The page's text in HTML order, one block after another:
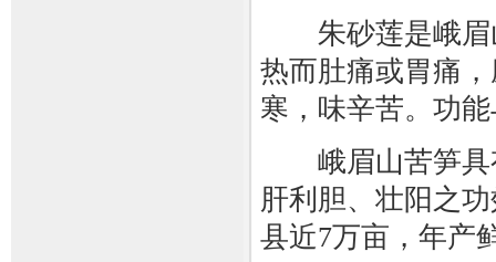
朱砂莲是峨眉
热而肚痛或胃痛
寒，味辛苦。功
峨眉山苦笋具
肝利胆、壮阳之
县近7万亩，年产